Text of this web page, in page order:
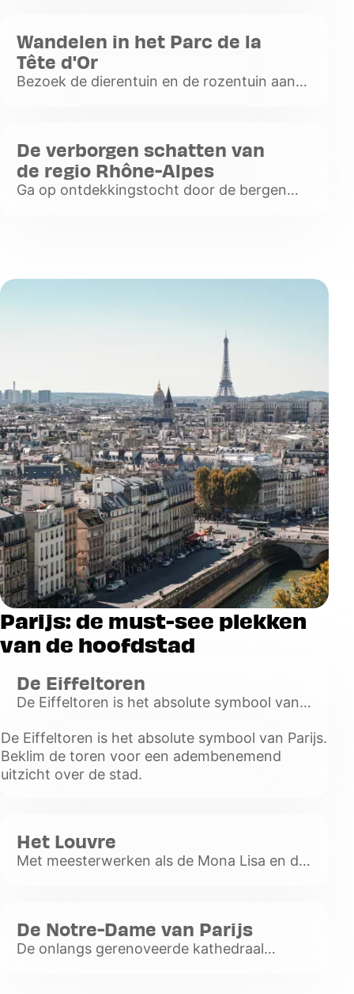
Voir
plus
Wandelen in het Parc de la
Tête d'Or
Bezoek de dierentuin en de rozentuin aan
Voir
plus
De verborgen schatten van
de regio Rhône-Alpes
Ga op ontdekkingstocht door de bergen
Parijs: de must-see plekken
van de hoofdstad
De Eiffeltoren
De Eiffeltoren is het absolute symbool van
adembenemend uitzicht over de stad.
Voir
plus
De Eiffeltoren is het absolute symbool van Parijs.
Beklim de toren voor een adembenemend
uitzicht over de stad.
Het Louvre
Met meesterwerken als de Mona Lisa en de
plus
De Notre-Dame van Parijs
De onlangs gerenoveerde kathedraal